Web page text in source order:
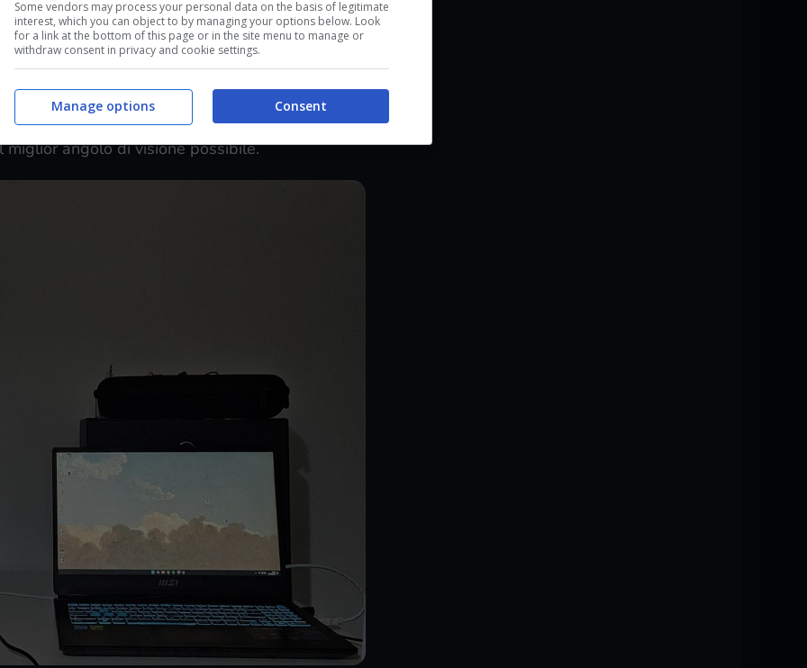
va adMSIche continua a proporre prodotti in
quelle tecnologiche. Nonostante il monitor
sono sintomo di scarsa qualità, quelli scelti
finiscono per rifinire un monitor caratterizzato
da cui poi si alza una colonna che gestisce
miglior angolo di visione possibile.
Some vendors may process your personal data on the basis of legitimate
interest, which you can object to by managing your options below. Look
for a link at the bottom of this page or in the site menu to manage or
withdraw consent in privacy and cookie settings.
Consent
Manage options